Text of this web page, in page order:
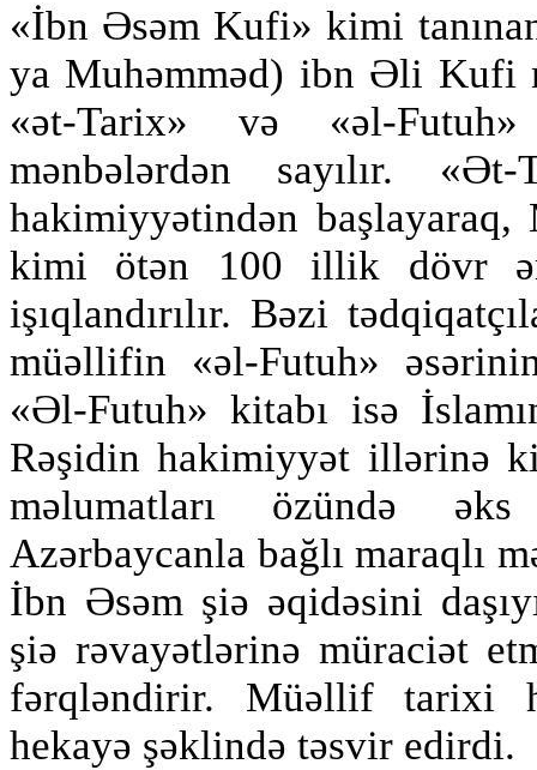
«İbn Əsəm Kufi» kimi
ya Muhəmməd) ibn Əli Kufi
«ət-Tarix» və «əl-
mənbələrdən sayılır.
hakimiyyətindən
kimi ötən 100 illik dövr
işıqlandırılır. Bəzi
müəllifin «əl-Futuh»
«Əl-Futuh» kitabı isə
Rəşidin hakimiyyət illərinə
məlumatları özündə
Azərbaycanla bağlı maraqlı
İbn Əsəm şiə əqidəsini
şiə rəvayətlərinə müraciət
fərqləndirir. Müəllif tarixi
hekayə şəklində təsvir edirdi.